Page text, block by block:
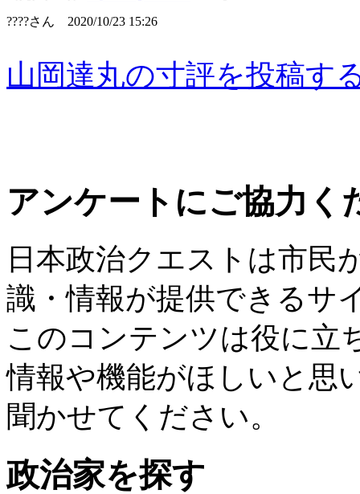
????さん 2020/10/23 15:26
山岡達丸の寸評を投稿す
アンケートにご協力く
日本政治クエストは市民
識・情報が提供できるサ
このコンテンツは役に立
情報や機能がほしいと思
聞かせてください。
政治家を探す